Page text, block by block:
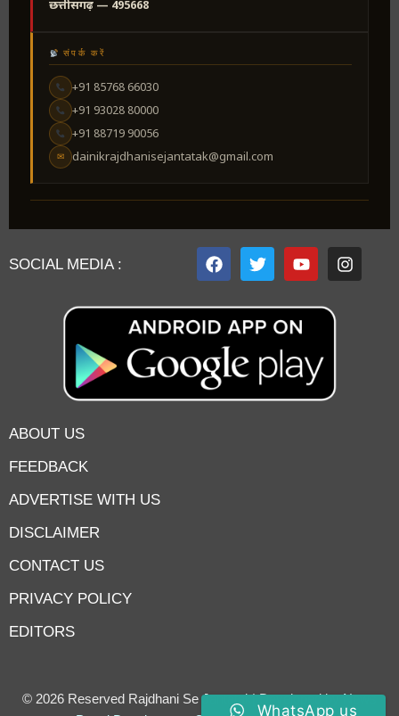
छत्तीसगढ़ — 495668
संपर्क करें
+91 85768 66030
+91 93028 80000
+91 88719 90056
✉ dainikrajdhanisejantatak@gmail.com
SOCIAL MEDIA :
ABOUT US
FEEDBACK
ADVERTISE WITH US
DISCLAIMER
CONTACT US
PRIVACY POLICY
EDITORS
© 2026 Reserved Rajdhani Se Jantatak| Developed byNews
WhatsApp us